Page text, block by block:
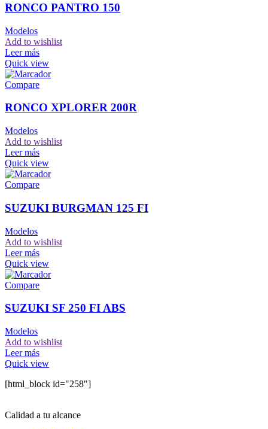
RONCO PANTRO 150
Modelos
Add to wishlist
Leer más
Quick view
Compare
RONCO XPLORER 200R
Modelos
Add to wishlist
Leer más
Quick view
Compare
SUZUKI BURGMAN 125 FI
Modelos
Add to wishlist
Leer más
Quick view
Compare
SUZUKI SF 250 FI ABS
Modelos
Add to wishlist
Leer más
Quick view
[html_block id="258"]
Calidad a tu alcance